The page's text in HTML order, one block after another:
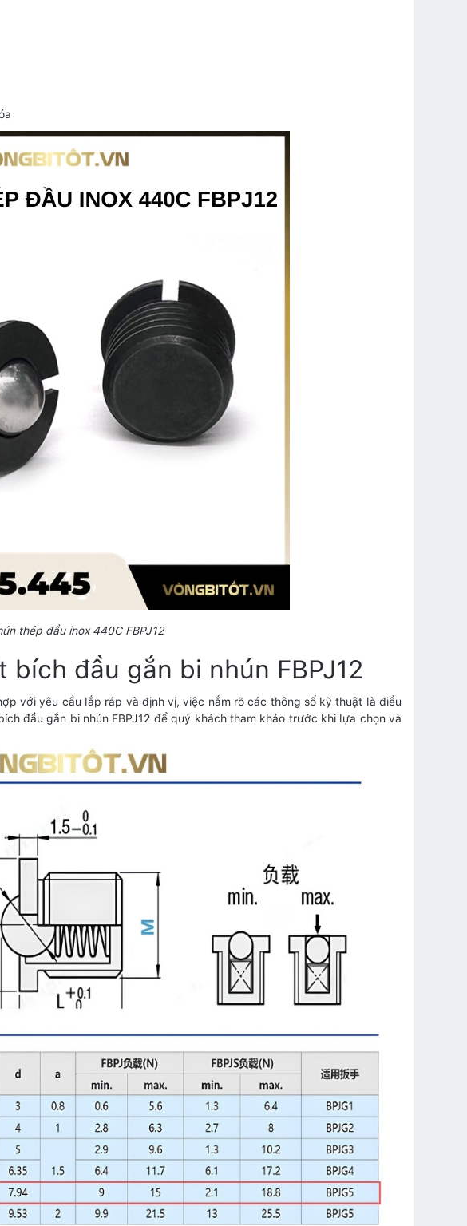
thép đầu inox 440C FBPJ12
đầu gắn bi nhún FBPJ12
với yêu cầu lắp ráp và định vị, việc nắm rõ các thông số kỹ thuật là điều
đầu gắn bi nhún FBPJ12 để quý khách tham khảo trước khi lựa chọn và